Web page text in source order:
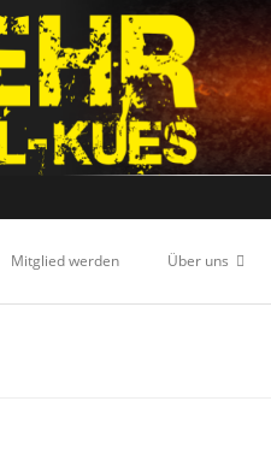
Mitglied werden Über uns